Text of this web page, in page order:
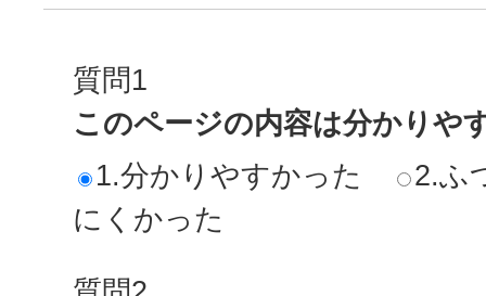
質問1
このページの内容は分かりや
1.分かりやすかった
2.ふ
にくかった